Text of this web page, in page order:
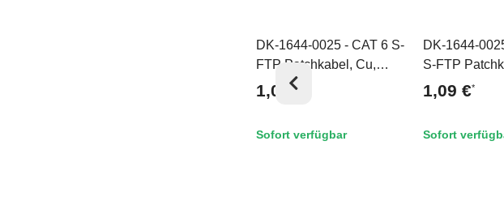
Top
DK-1644-0025 - CAT 6 S-
FTP Patchkabel, Cu,
LSZH AWG 27/7, 0,25 m,
Grau
1,05 €
Sofort verfügbar
Top
DK-1644-
S-FTP
LSZH AWG
Blau
1,09 €*
Sofort